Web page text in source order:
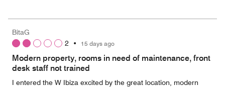
5
4
out
of
BitaG
2 • 15 days ago
Modern property, rooms in need of maintenance, front
desk staff not trained
I entered the W Ibiza excited by the great location, modern